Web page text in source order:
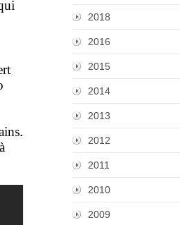
2018
2016
2015
2014
2013
2012
2011
2010
2009